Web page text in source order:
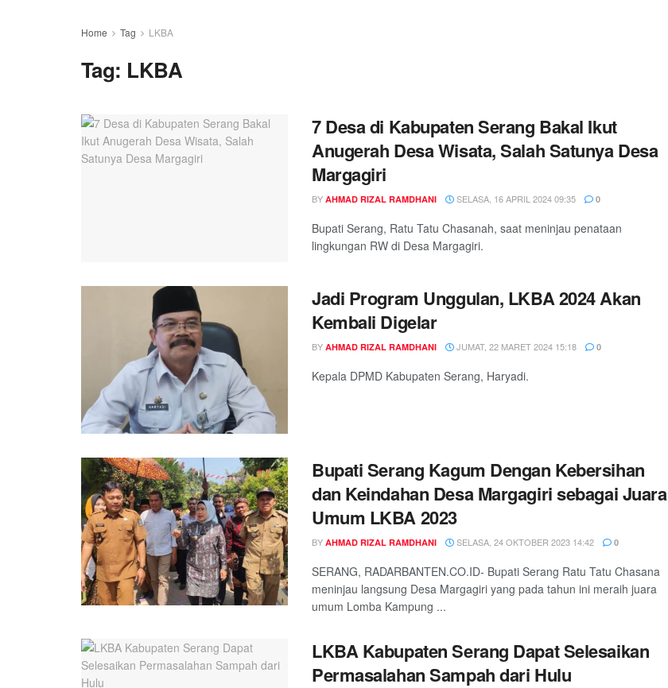
Home Tag LKBA
Tag: LKBA
7 Desa di Kabupaten Serang Bakal Ikut
Anugerah Desa Wisata, Salah Satunya Desa
Margagiri
BY AHMAD RIZAL RAMDHANI SELASA, 16 APRIL 2024 09:35 0
Bupati Serang, Ratu Tatu Chasanah, saat meninjau penataan
lingkungan RW di Desa Margagiri.
Jadi Program Unggulan, LKBA 2024 Akan
Kembali Digelar
BY AHMAD RIZAL RAMDHANI JUMAT, 22 MARET 2024 15:18 0
Kepala DPMD Kabupaten Serang, Haryadi.
Bupati Serang Kagum Dengan Kebersihan
dan Keindahan Desa Margagiri sebagai Juara
Umum LKBA 2023
BY AHMAD RIZAL RAMDHANI SELASA, 24 OKTOBER 2023 14:42 0
SERANG, RADARBANTEN.CO.ID- Bupati Serang Ratu Tatu Chasana
meninjau langsung Desa Margagiri yang pada tahun ini meraih juara
umum Lomba Kampung ...
LKBA Kabupaten Serang Dapat Selesaikan
Permasalahan Sampah dari Hulu